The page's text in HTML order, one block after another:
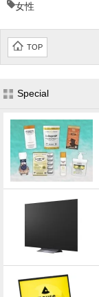
女性
TOP
Special